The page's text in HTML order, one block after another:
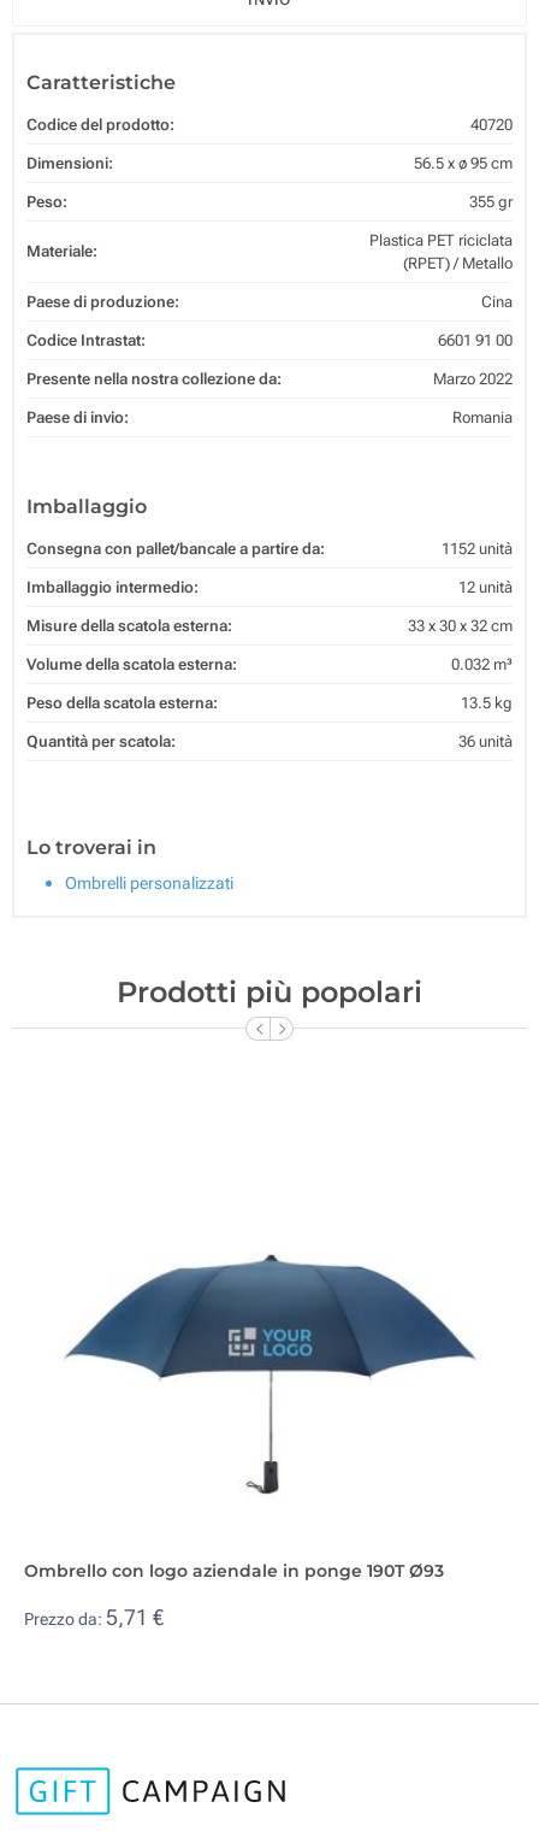
Caratteristiche
Codice del prodotto: 40720
Dimensioni: 56.5 x ø 95 cm
Peso: 355 gr
Materiale:
Plastica PET riciclata
(RPET) / Metallo
Paese di produzione: Cina
Codice Intrastat: 6601 91 00
Presente nella nostra collezione da: Marzo 2022
Paese di invio: Romania
Imballaggio
Consegna con pallet/bancale a partire da: 1152 unità
Imballaggio intermedio: 12 unità
Misure della scatola esterna: 33 x 30 x 32 cm
Volume della scatola esterna: 0.032 m³
Peso della scatola esterna: 13.5 kg
Quantità per scatola: 36 unità
Lo troverai in
Ombrelli personalizzati
Prodotti più popolari
Ombrello con logo aziendale in ponge 190T Ø93
Prezzo da: 5,71 €